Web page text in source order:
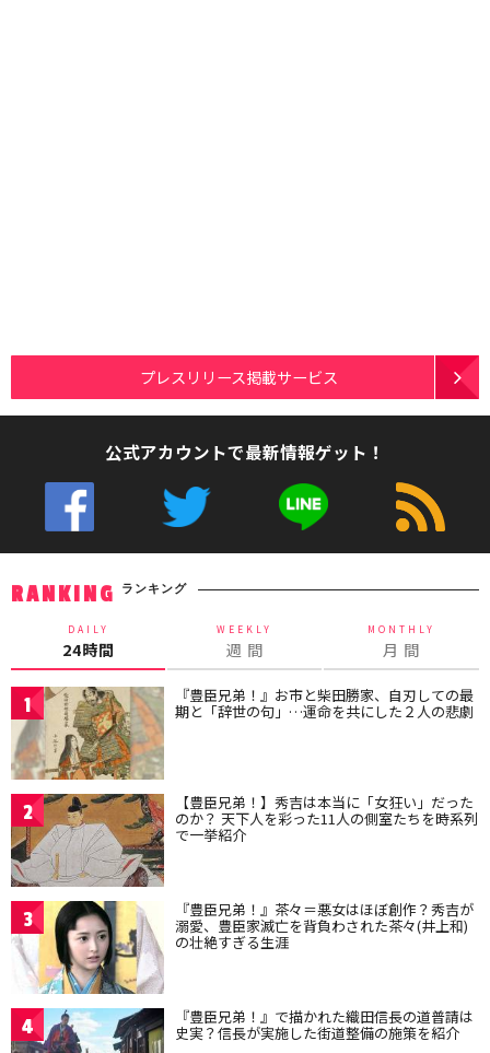
プレスリリース掲載サービス
公式アカウントで最新情報ゲット！
RANKING ランキング
DAILY
24時間
WEEKLY
週 間
MONTHLY
月 間
1 『豊臣兄弟！』お市と柴田勝家、自刃しての最
期と「辞世の句」…運命を共にした２人の悲劇
2 【豊臣兄弟！】秀吉は本当に「女狂い」だった
のか？ 天下人を彩った11人の側室たちを時系列
で一挙紹介
3 『豊臣兄弟！』茶々＝悪女はほぼ創作？秀吉が
溺愛、豊臣家滅亡を背負わされた茶々(井上和)
の壮絶すぎる生涯
4 『豊臣兄弟！』で描かれた織田信長の道普請は
史実？信長が実施した街道整備の施策を紹介